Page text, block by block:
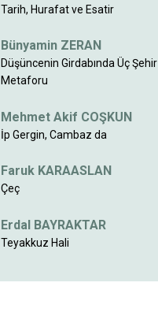
Tarih, Hurafat ve Esatir
Bünyamin ZERAN
Düşüncenin Girdabında Üç Şehir
Metaforu
Mehmet Akif COŞKUN
İp Gergin, Cambaz da
Faruk KARAASLAN
Çeç
Erdal BAYRAKTAR
Teyakkuz Hali